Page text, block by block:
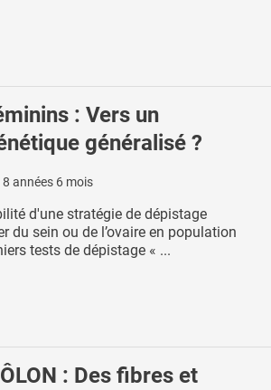
: Vers un
généralisé ?
8 années 6 mois
d'une stratégie de dépistage
du sein ou de l’ovaire en population
tests de dépistage « ...
: Des fibres et